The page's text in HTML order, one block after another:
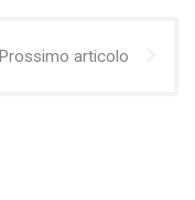
Prossimo articolo